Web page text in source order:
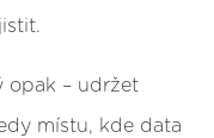
opak – udržet
místu, kde data